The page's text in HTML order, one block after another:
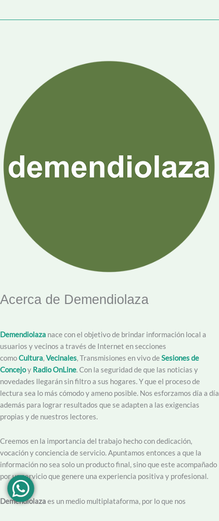
Acerca de Demendiolaza
Demendiolaza nace con el objetivo de brindar información local a
usuarios y vecinos a través de Internet en secciones
comoCultura,Vecinales, Transmisiones en vivo deSesiones de
Concejoy Radio OnLine. Con la seguridad de que las noticias y
novedades llegarán sin filtro a sus hogares. Y que el proceso de
lectura sea lo más cómodo y ameno posible. Nos esforzamos día a día
además para lograr resultados que se adapten a las exigencias
propias y de nuestros lectores.
Creemos en la importancia del trabajo hecho con dedicación,
vocación y conciencia de servicio. Apuntamos entonces a que la
información no sea solo un producto final, sino que este acompañado
por un servicio que genere una experiencia positiva y profesional.
Demendiolazaes un medio multiplataforma, por lo que nos